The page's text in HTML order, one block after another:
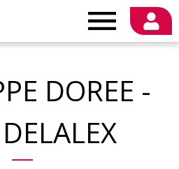
DOREE -